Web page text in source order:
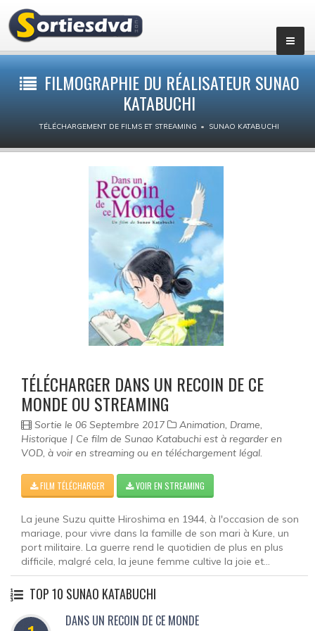
Animation
Comédie dramatique
Fantastique
Guerre
Film historique
Horreur
Policier
Romance
FILMOGRAPHIE DU RÉALISATEUR SUNAO
KATABUCHI
TÉLÉCHARGEMENT DE FILMS ET STREAMING SUNAO KATABUCHI
TÉLÉCHARGER DANS UN RECOIN DE CE
MONDE OU STREAMING
Sortie le 06 Septembre 2017
Animation, Drame,
Historique | Ce film de Sunao Katabuchi est à regarder en
VOD, à voir en streaming ou en téléchargement légal.
FILM TÉLÉCHARGER VOIR EN STREAMING
La jeune Suzu quitte Hiroshima en 1944, à l'occasion de son
mariage, pour vivre dans la famille de son mari à Kure, un
port militaire. La guerre rend le quotidien de plus en plus
difficile, malgré cela, la jeune femme cultive la joie et...
TOP 10 SUNAO KATABUCHI
DANS UN RECOIN DE CE MONDE